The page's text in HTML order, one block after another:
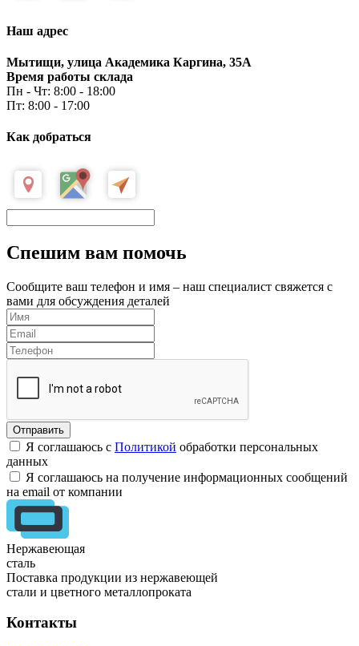
Наш адрес
Мытищи, улица Академика Каргина, 35А
Время работы склада
Пн - Чт: 8:00 - 18:00
Пт: 8:00 - 17:00
Как добраться
Спешим вам помочь
Сообщите ваш телефон и имя – наш специалист свяжется с
вами для обсуждения деталей
Я соглашаюсь с Политикой обработки персональных
данных
Я соглашаюсь на получение информационных сообщений
на email от компании
Нержавеющая
сталь
Поставка продукции из нержавеющей
стали и цветного металлопроката
Контакты